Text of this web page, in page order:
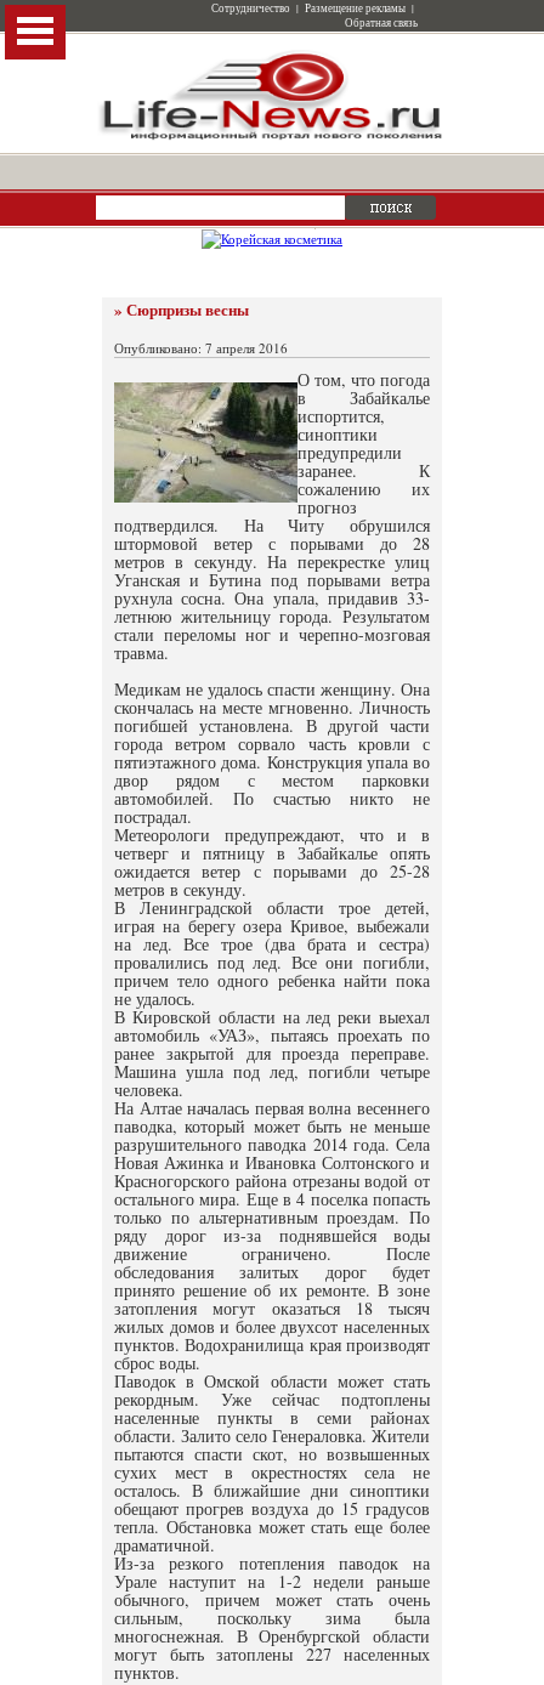
Сотрудничество | Размещение рекламы |
Обратная связь
» Сюрпризы весны
Опубликовано: 7 апреля 2016
О том, что погода
в Забайкалье
испортится,
синоптики
предупредили
заранее. К
сожалению их
прогноз
подтвердился. На Читу обрушился
штормовой ветер с порывами до 28
метров в секунду. На перекрестке улиц
Уганская и Бутина под порывами ветра
рухнула сосна. Она упала, придавив 33-
летнюю жительницу города. Результатом
стали переломы ног и черепно-мозговая
травма.
Медикам не удалось спасти женщину. Она
скончалась на месте мгновенно. Личность
погибшей установлена. В другой части
города ветром сорвало часть кровли с
пятиэтажного дома. Конструкция упала во
двор рядом с местом парковки
автомобилей. По счастью никто не
пострадал.
Метеорологи предупреждают, что и в
четверг и пятницу в Забайкалье опять
ожидается ветер с порывами до 25-28
метров в секунду.
В Ленинградской области трое детей,
играя на берегу озера Кривое, выбежали
на лед. Все трое (два брата и сестра)
провалились под лед. Все они погибли,
причем тело одного ребенка найти пока
не удалось.
В Кировской области на лед реки выехал
автомобиль «УАЗ», пытаясь проехать по
ранее закрытой для проезда переправе.
Машина ушла под лед, погибли четыре
человека.
На Алтае началась первая волна весеннего
паводка, который может быть не меньше
разрушительного паводка 2014 года. Села
Новая Ажинка и Ивановка Солтонского и
Красногорского района отрезаны водой от
остального мира. Еще в 4 поселка попасть
только по альтернативным проездам. По
ряду дорог из-за поднявшейся воды
движение ограничено. После
обследования залитых дорог будет
принято решение об их ремонте. В зоне
затопления могут оказаться 18 тысяч
жилых домов и более двухсот населенных
пунктов. Водохранилища края производят
сброс воды.
Паводок в Омской области может стать
рекордным. Уже сейчас подтоплены
населенные пункты в семи районах
области. Залито село Генераловка. Жители
пытаются спасти скот, но возвышенных
сухих мест в окрестностях села не
осталось. В ближайшие дни синоптики
обещают прогрев воздуха до 15 градусов
тепла. Обстановка может стать еще более
драматичной.
Из-за резкого потепления паводок на
Урале наступит на 1-2 недели раньше
обычного, причем может стать очень
сильным, поскольку зима была
многоснежная. В Оренбургской области
могут быть затоплены 227 населенных
пунктов.